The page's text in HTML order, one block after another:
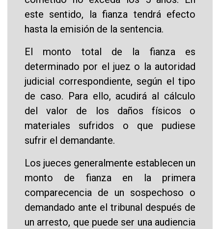
este sentido, la fianza tendrá efecto
hasta la emisión de la sentencia.
El monto total de la fianza es
determinado por el juez o la autoridad
judicial correspondiente, según el tipo
de caso. Para ello, acudirá al cálculo
del valor de los daños físicos o
materiales sufridos o que pudiese
sufrir el demandante.
Los jueces generalmente establecen un
monto de fianza en la primera
comparecencia de un sospechoso o
demandado ante el tribunal después de
un arresto, que puede ser una audiencia